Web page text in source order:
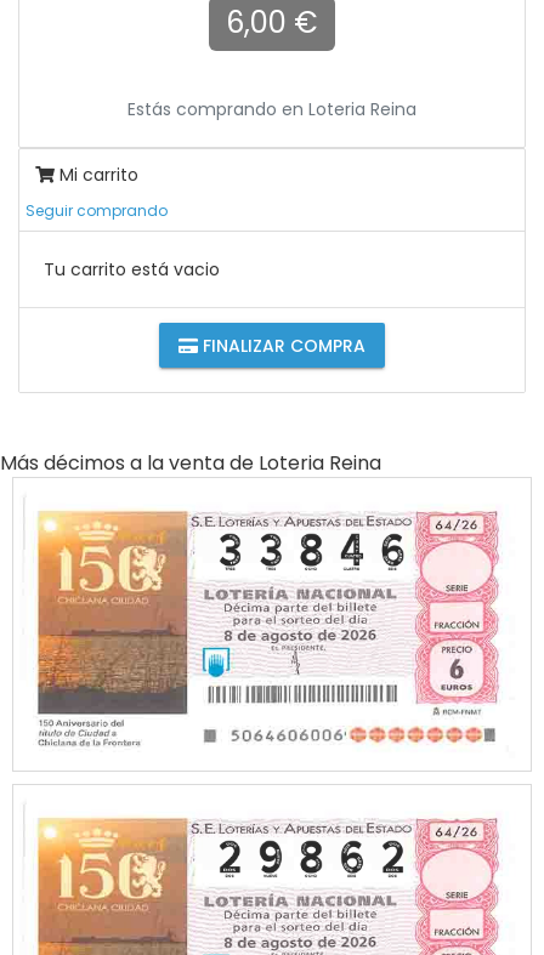
6,00 €
Estás comprando en Loteria Reina
Mi carrito
Seguir comprando
Tu carrito está vacio
FINALIZAR COMPRA
Más décimos a la venta de Loteria Reina